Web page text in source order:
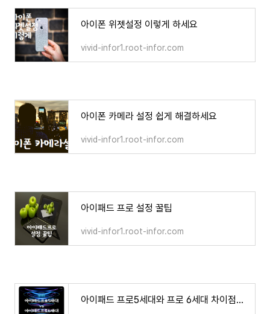
아이폰 위젯설정 이렇게 하세요
vivid-infor1.root-infor.com
아이폰 카메라 설정 쉽게 해결하세요
vivid-infor1.root-infor.com
아이패드 프로 설정 꿀팁
vivid-infor1.root-infor.com
아이패드 프로5세대와 프로 6세대 차이점과 비교